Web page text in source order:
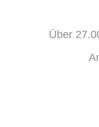
Über